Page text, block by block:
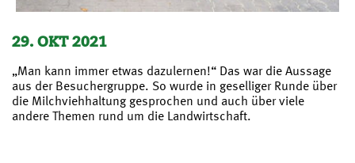
29. OKT 2021
„Man kann immer etwas dazulernen!“ Das war die Aussage
aus der Besuchergruppe. So wurde in geselliger Runde über
die Milchviehhaltung gesprochen und auch über viele
andere Themen rund um die Landwirtschaft.